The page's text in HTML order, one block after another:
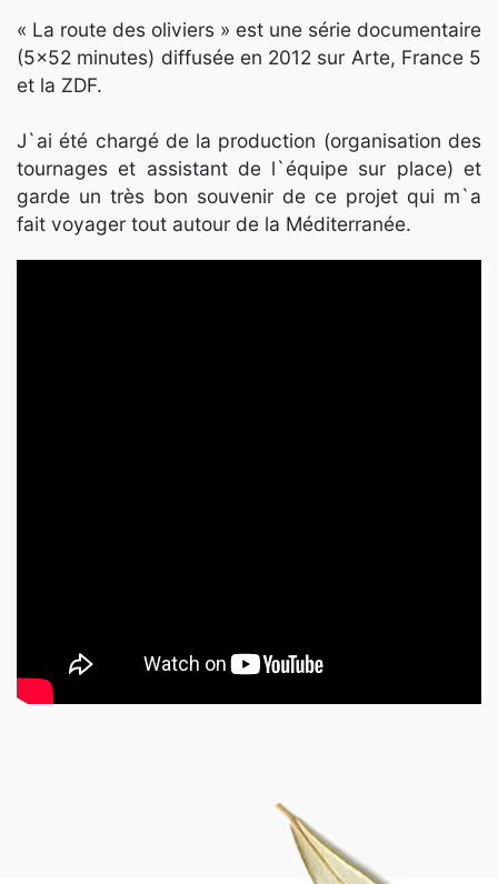
E-JOURNAL
« La route des oliviers » est une série documentaire
(5x52 minutes) diffusée en 2012 sur Arte, France 5
et la ZDF.
J`ai été chargé de la production (organisation des
tournages et assistant de l`équipe sur place) et
garde un très bon souvenir de ce projet qui m`a
fait voyager tout autour de la Méditerranée.